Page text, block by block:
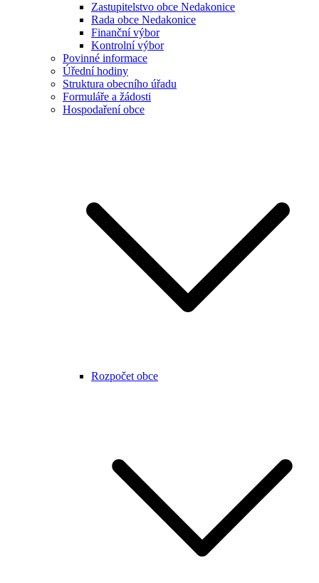
Zastupitelstvo obce Nedakonice
Rada obce Nedakonice
Finanční výbor
Kontrolní výbor
Povinné informace
Úřední hodiny
Struktura obecního úřadu
Formuláře a žádosti
Hospodaření obce
Rozpočet obce